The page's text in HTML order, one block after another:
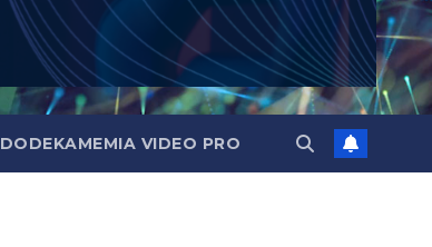
DODEKAMEMIA VIDEO PRO